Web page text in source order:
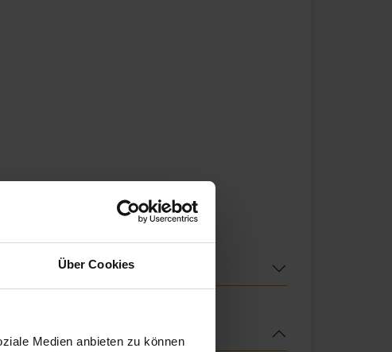
Über Cookies
Medien anbieten zu können